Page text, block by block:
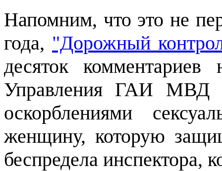
Напомним, что это не
года, "Дорожный
десяток
Управления ГАИ МВД
оскорблениями
женщину, которую
беспредела инспектора,